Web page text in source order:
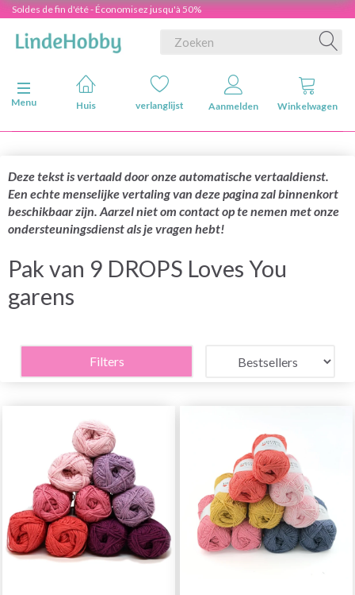
Soldes de fin d'été - Économisez jusqu'à 50%
Navigatie in-/uitschakelen
Menu
Huis verlanglijst Aanmelden Winkelwagen
Deze tekst is vertaald door onze automatische vertaaldienst.
Een echte menselijke vertaling van deze pagina zal binnenkort
beschikbaar zijn. Aarzel niet om contact op te nemen met onze
ondersteuningsdienst als je vragen hebt!
Pak van 9 DROPS Loves You
garens
Filters